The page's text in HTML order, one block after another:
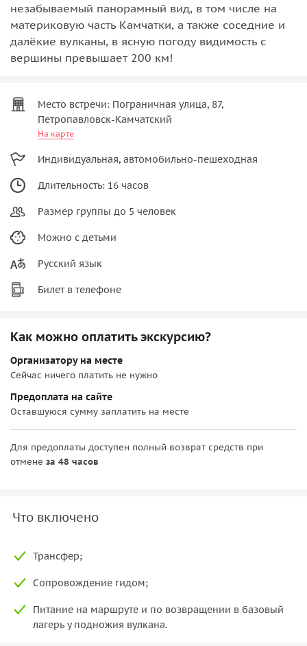
незабываемый панорамный вид, в том числе на
материковую часть Камчатки, а также соседние и
далёкие вулканы, в ясную погоду видимость с
вершины превышает 200 км!
Место встречи: Пограничная улица, 87,
Петропавловск-Камчатский
На карте
Индивидуальная, автомобильно-пешеходная
Длительность: 16 часов
Размер группы до 5 человек
Можно с детьми
Русский язык
Билет в телефоне
Как можно оплатить экскурсию?
Организатору на месте
Сейчас ничего платить не нужно
Предоплата на сайте
Оставшуюся сумму заплатить на месте
Для предоплаты доступен полный возврат средств при
отмене за 48 часов
Что включено
Трансфер;
Сопровождение гидом;
Питание на маршруте и по возвращении в базовый
лагерь у подножия вулкана.